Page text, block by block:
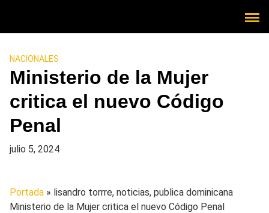
NACIONALES
Ministerio de la Mujer
critica el nuevo Código
Penal
julio 5, 2024
Portada » lisandro torrre, noticias, publica dominicana
Ministerio de la Mujer critica el nuevo Código Penal